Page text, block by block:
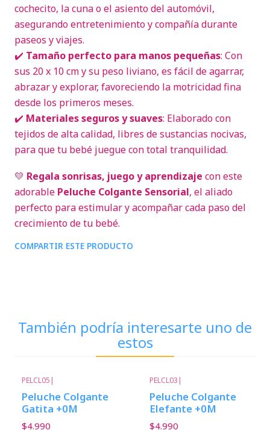
cochecito, la cuna o el asiento del automóvil,
asegurando entretenimiento y compañía durante
paseos y viajes.
✔️ Tamaño perfecto para manos pequeñas: Con
sus 20 x 10 cm y su peso liviano, es fácil de agarrar,
abrazar y explorar, favoreciendo la motricidad fina
desde los primeros meses.
✔️ Materiales seguros y suaves: Elaborado con
tejidos de alta calidad, libres de sustancias nocivas,
para que tu bebé juegue con total tranquilidad.
💛 Regala sonrisas, juego y aprendizaje con este
adorable Peluche Colgante Sensorial, el aliado
perfecto para estimular y acompañar cada paso del
crecimiento de tu bebé.
COMPARTIR ESTE PRODUCTO
También podría interesarte uno de
estos
PELCL05 |
Peluche Colgante
Gatita +0M
$4.990
PELCL03 |
Peluche Colgante
Elefante +0M
$4.990